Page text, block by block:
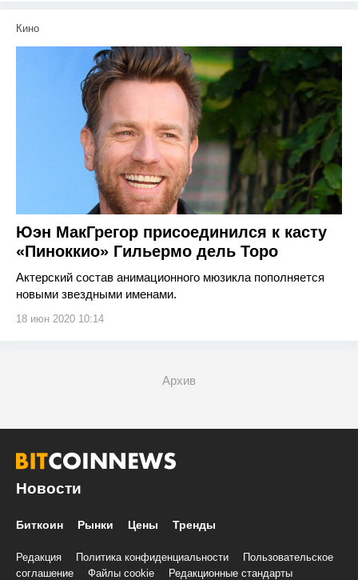
Кино
Юэн МакГрегор присоединился к касту
«Пиноккио» Гильермо дель Торо
Актерский состав анимационного мюзикла пополняется
новыми звездными именами.
18 июн 2020 10:14
Архив
Новости
Биткоин Рынки Цены Тренды
Редакция Политика конфиденциальности
Пользовательское
соглашение
Файлы cookie Редакционные стандарты